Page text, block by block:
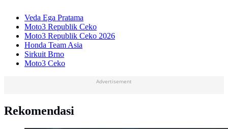
Veda Ega Pratama
Moto3 Republik Ceko
Moto3 Republik Ceko 2026
Honda Team Asia
Sirkuit Brno
Moto3 Ceko
Advertisement
Rekomendasi